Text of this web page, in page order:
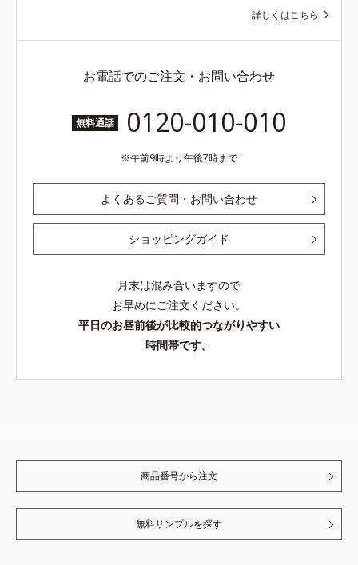
詳しくはこちら
お電話でのご注文・お問い合わせ
無料通話 0120-010-010
午前9時より午後7時まで
よくあるご質問・お問い合わせ
ショッピングガイド
月末は混み合いますので
お早めにご注文ください。
平日のお昼前後が比較的つながりやすい
時間帯です。
商品番号から注文
無料サンプルを探す